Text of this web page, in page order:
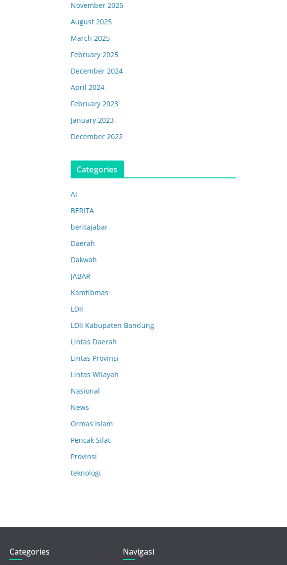
November 2025
August 2025
March 2025
February 2025
December 2024
April 2024
February 2023
January 2023
December 2022
Categories
AI
BERITA
beritajabar
Daerah
Dakwah
JABAR
Kamtibmas
LDII
LDII Kabupaten Bandung
Lintas Daerah
Lintas Provinsi
Lintas Wilayah
Nasional
News
Ormas Islam
Pencak Silat
Provinsi
teknologi
Categories Navigasi